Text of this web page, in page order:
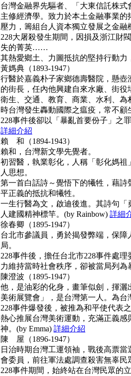
台灣金融界先驅者、「大東信託株式
主修經濟學。致力於本土金融事業
壓力，籌組台人資本獨立發展之金融
228大屠殺發生期間，因損及浙江財
失的菁英……
其熱愛鄉土、力圖抵抗的堅持行動力
黃媽典（1893-1947）
行醫於嘉義朴子家鄉德壽醫院，懸
的街長，任內他興建自來水廠、街
衛生、交通、教育、商業、水利、
時台灣發生轟動國際之瘟疫，常不顧
228事件後卻以「暴亂首要份子」之
詳細介紹
賴 和（1894-1943）
賴和，台灣新文學先覺者。
初習醫，執業彰化，人稱「彰化媽
人思想。
第一首白話詩～覺悟下的犧牲，藉
平正義的抵抗和犧牲。
一生行醫為文，啟迪後進。其詩句
人建國精神標竿。(by Rainbow) 詳細
徐春卿（1895-1947）
台北市參議員，勇於揭發弊端，保
局。
228事件後，擔任台北市228事件處
力維持當時社會秩序，卻被當局列為
陳澄波（1895-1947）
他，是油彩的化身，畫筆似劍，揮
美術展覽會」，是台灣第一人。為台
228事件爆發後，被推為和平使代表
熱心推展台灣美術運動，充滿正義
神。(by Emma) 詳細介紹
陳 屋（1896-1947）
日治時期台灣工運領袖，戰後高票
會委員，前往軍法處調查殺害無辜民
228事件期間，始終站在台灣民眾的